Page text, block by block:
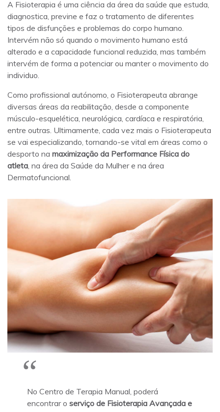
A Fisioterapia é uma ciência da área da saúde que estuda,
diagnostica, previne e faz o tratamento de diferentes
tipos de disfunções e problemas do corpo humano.
Intervém não só quando o movimento humano está
alterado e a capacidade funcional reduzida, mas também
intervém de forma a potenciar ou manter o movimento do
individuo.
Como profissional autónomo, o Fisioterapeuta abrange
diversas áreas da reabilitação, desde a componente
músculo-esquelética, neurológica, cardíaca e respiratória,
entre outras. Ultimamente, cada vez mais o Fisioterapeuta
se vai especializando, tornando-se vital em áreas como o
desporto na maximização da Performance Física do
atleta , na área da Saúde da Mulher e na área
Dermatofuncional.
No Centro de Terapia Manual, poderá
encontrar o serviço de Fisioterapia Avançada e